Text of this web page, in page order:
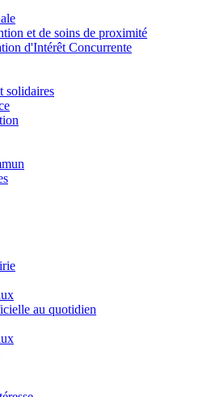
et de soins de proximité
d'Intérêt Concurrente
solidaires
au quotidien